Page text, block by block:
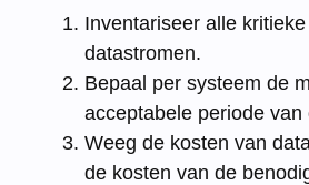
Inventariseer alle
datastromen.
Bepaal per systeem de
acceptabele periode van
Weeg de kosten van
de kosten van de